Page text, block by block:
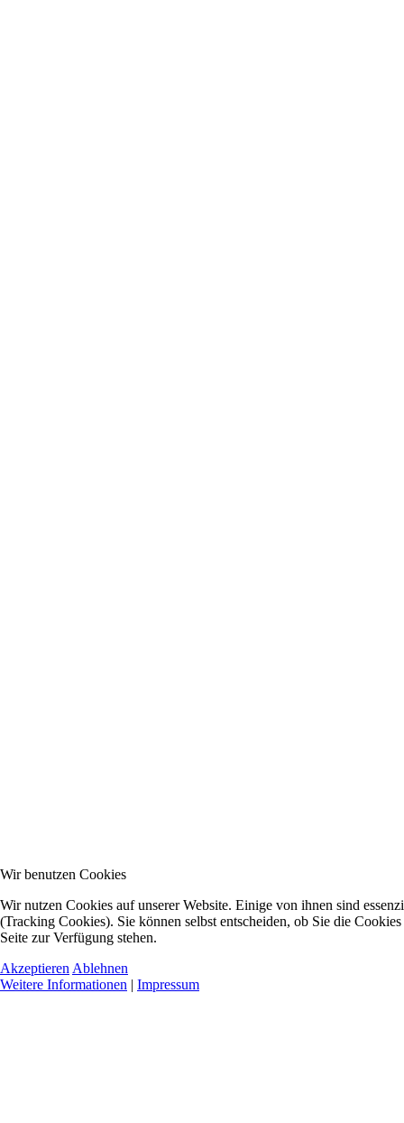
Wir benutzen Cookies
Wir nutzen Cookies auf unserer Website. Einige von ihnen sind
(Tracking Cookies). Sie können selbst entscheiden, ob Sie die
Seite zur Verfügung stehen.
Akzeptieren Ablehnen
Weitere Informationen | Impressum